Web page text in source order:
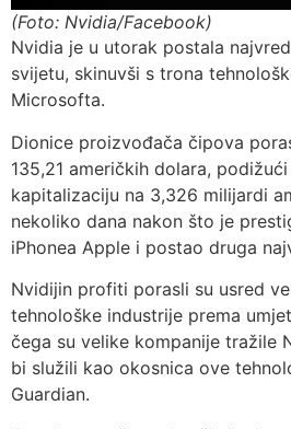
(Foto: Nvidia/Facebook)
Nvidia je u utorak postala
svijetu, skinuvši s trona
Microsofta.
Dionice proizvođača čipova
135,21 američkih dolara,
kapitalizaciju na 3,326 milijardi
nekoliko dana nakon što je
iPhonea Apple i postao druga
Nvidijin profiti porasli su usred
tehnološke industrije prema
čega su velike kompanije tražile
bi služili kao okosnica ove
Guardian.